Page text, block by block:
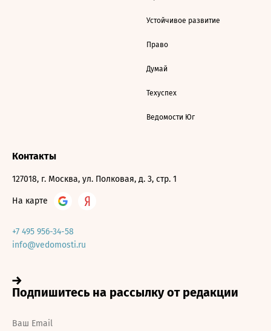
Устойчивое развитие
Право
Думай
Техуспех
Ведомости Юг
Контакты
127018, г. Москва, ул. Полковая, д. 3, стр. 1
На карте
+7 495 956-34-58
info@vedomosti.ru